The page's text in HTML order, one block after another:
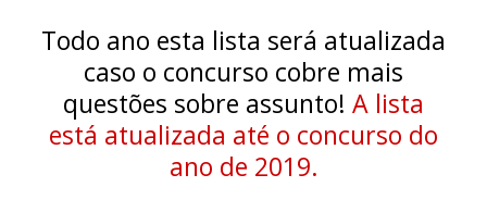
Todo ano esta lista será atualizada
caso o concurso cobre mais
questões sobre assunto! A lista
está atualizada até o concurso do
ano de 2019.